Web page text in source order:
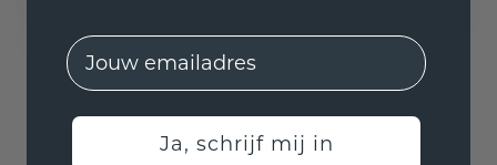
EMail
Ja, schrijf mij in